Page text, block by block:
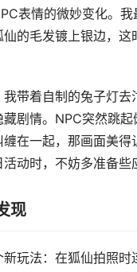
表情的微妙变化。
的毛发镀上银边，这
带着自制的兔子灯去
藏剧情。NPC突然跳
缠在一起，那画面美得
动时，不妨多准备些
现
玩法：在狐仙拍照时